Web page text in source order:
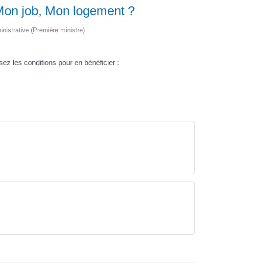
job, Mon logement ?
(Première ministre)
les conditions pour en bénéficier :